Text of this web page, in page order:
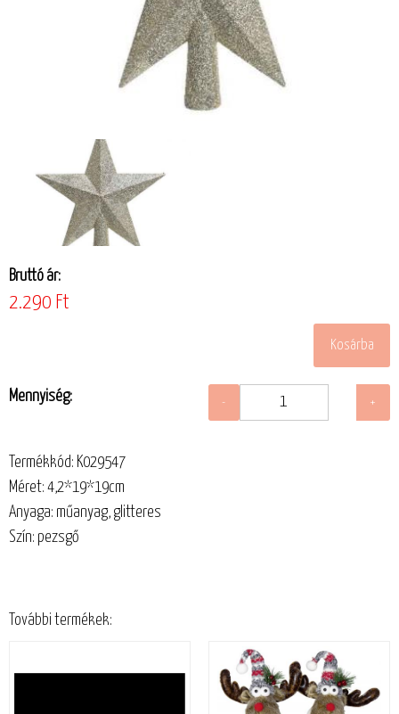
Bruttó ár:
2.290 Ft
Mennyiség:
Termékkód: K029547
Méret: 4,2*19*19cm
Anyaga: műanyag, glitteres
Szín: pezsgő
További termékek: